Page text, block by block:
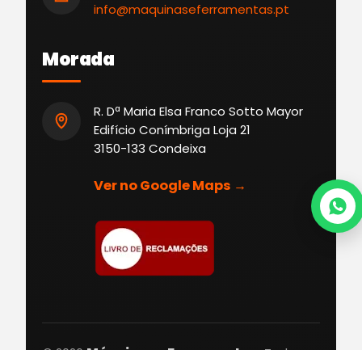
info@maquinaseferramentas.pt
Morada
R. Dª Maria Elsa Franco Sotto Mayor
Edifício Conímbriga Loja 21
3150-133 Condeixa
Ver no Google Maps →